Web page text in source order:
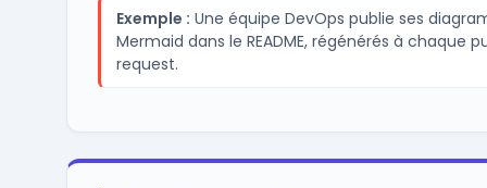
Exemple : Une équipe DevOps publie ses
Mermaid dans le README, régénérés à chaque
request.